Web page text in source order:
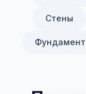
Стены